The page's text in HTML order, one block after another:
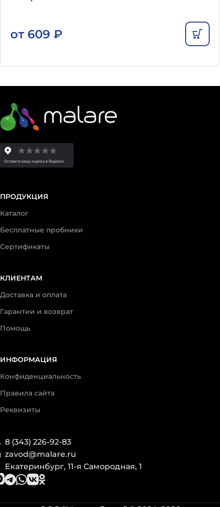
от 609 ₽
ПРОДУКЦИЯ
Каталог
Бесплатные пробники
Сертификаты
КЛИЕНТАМ
Доставка и оплата
Гарантии и возврат
Помощь
ИНФОРМАЦИЯ
Конфиденциальность
Правила сайта
Реквизиты
8 (343) 226-92-83
zavod@malare.ru
Екатеринбург, 11-я Самородная, 1